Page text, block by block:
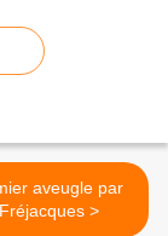
aveugle par
Marc Fréjacques >